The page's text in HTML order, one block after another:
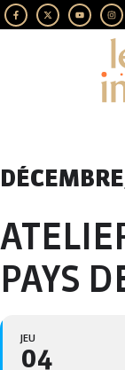
PAYS
JEU
04